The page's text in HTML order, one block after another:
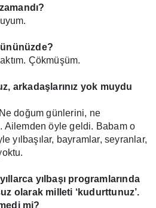
Çökmüşüm.
arkadaşlarınız yok muydu
doğum günlerini, ne
Ailemden öyle geldi. Babam o
yılbaşılar, bayramlar, seyranlar,
yılbaşı programlarında
olarak milleti ‘kudurttunuz’.
mi?